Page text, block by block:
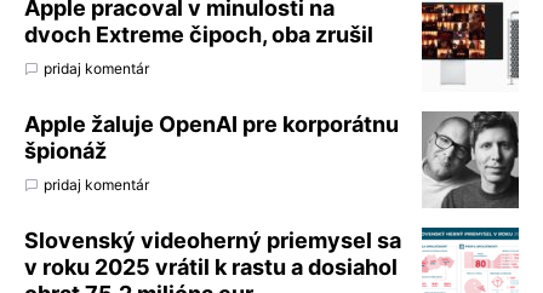
Apple pracoval v minulosti na
dvoch Extreme čipoch, oba zrušil
pridaj komentár
Apple žaluje OpenAI pre korporátnu
špionáž
pridaj komentár
Slovenský videoherný priemysel sa
v roku 2025 vrátil k rastu a dosiahol